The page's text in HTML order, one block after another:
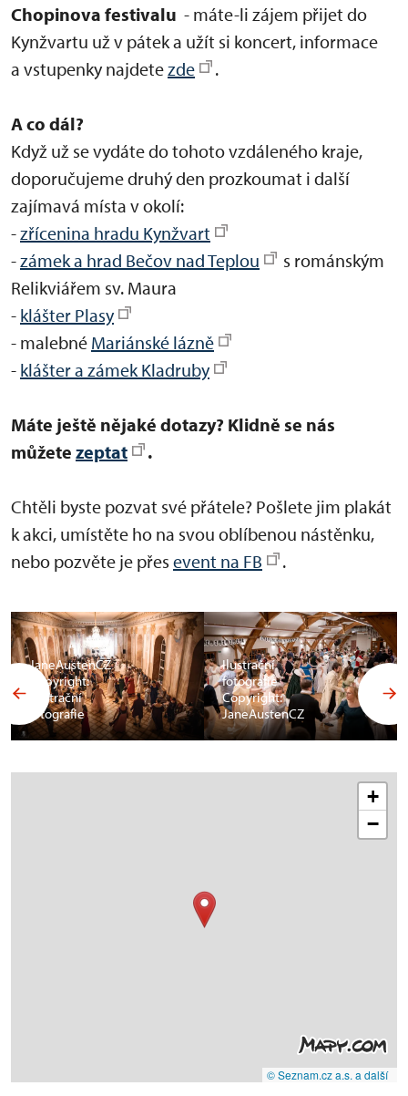
Chopinova festivalu - máte-li zájem přijet do
Kynžvartu už v pátek a užít si koncert, informace
a vstupenky najdetezde .
A co dál?
Když už se vydáte do tohoto vzdáleného kraje,
doporučujeme druhý den prozkoumat i další
zajímavá místa v okolí:
-zřícenina hradu Kynžvart
-zámek a hrad Bečov nad Teplou
s románským
Relikviářem sv. Maura
- klášter Plasy
- malebné Mariánské lázně
- klášter a zámek Kladruby
Máte ještě nějaké dotazy? Klidně se nás
můžete zeptat .
Chtěli byste pozvat své přátele? Pošlete jim plakát
k akci, umístěte ho na svou oblíbenou nástěnku,
nebo pozvěte je přes event na FB .
JaneAustenCZ
Copyright:
Ilustrační
fotografie
Ilustrační
fotografie
Copyright:
JaneAustenCZ
+
−
© Seznam.cz a.s. a další